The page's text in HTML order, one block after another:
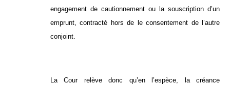
engagement de cautionnement ou la souscription d’un
emprunt, contracté hors de le consentement de l’autre
conjoint.
La Cour relève donc qu’en l’espèce, la créance